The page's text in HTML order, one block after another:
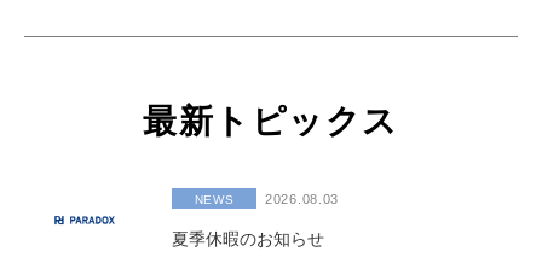
最新トピックス
NEWS 2026.08.03
夏季休暇のお知らせ